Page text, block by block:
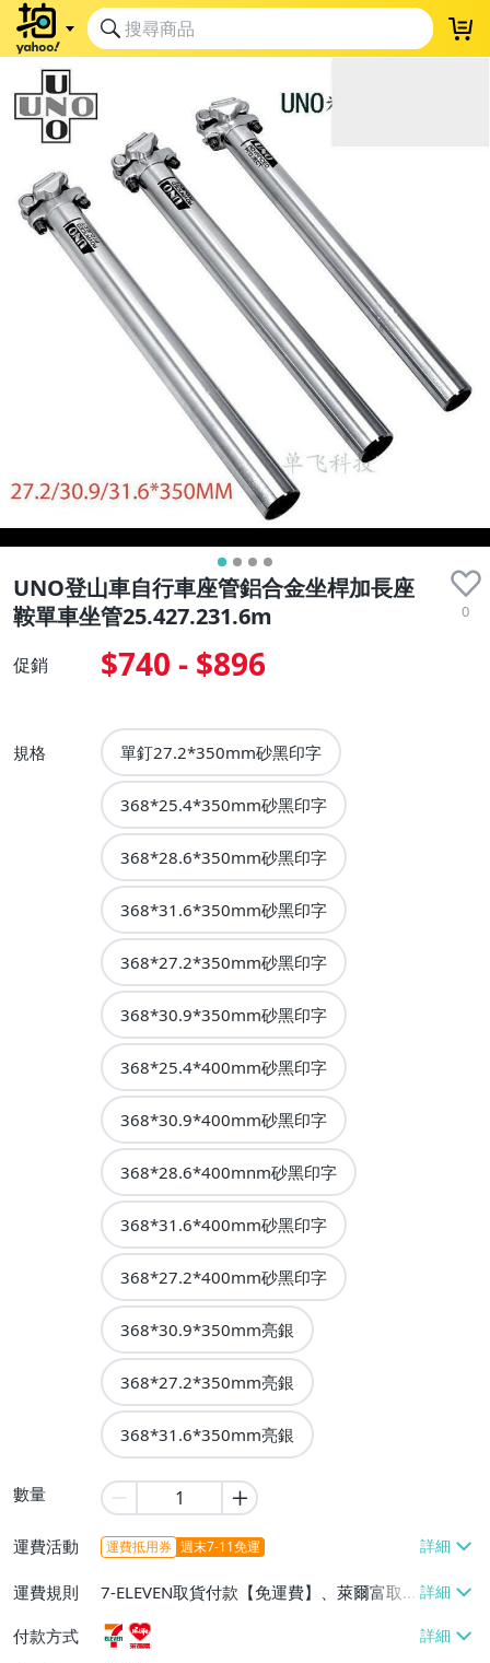
UNO登山車自行車座管鋁合金坐桿加長座
鞍單車坐管25.427.231.6m
0
促銷 $740 - $896
規格 單釘27.2*350mm砂黑印字
368*25.4*350mm砂黑印字
368*28.6*350mm砂黑印字
368*31.6*350mm砂黑印字
368*27.2*350mm砂黑印字
368*30.9*350mm砂黑印字
368*25.4*400mm砂黑印字
368*30.9*400mm砂黑印字
368*28.6*400mnm砂黑印字
368*31.6*400mm砂黑印字
368*27.2*400mm砂黑印字
368*30.9*350mm亮銀
368*27.2*350mm亮銀
368*31.6*350mm亮銀
數量
運費活動 運費抵用券 週末7-11免運
運費規則
7-ELEVEN取貨付款【免運費】、萊爾富取
貨付款【免運費】
付款方式